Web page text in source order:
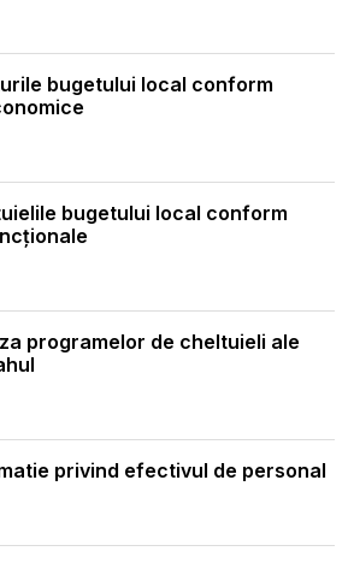
bugetului local conform
bugetului local conform
programelor de cheltuieli ale
privind efectivul de personal